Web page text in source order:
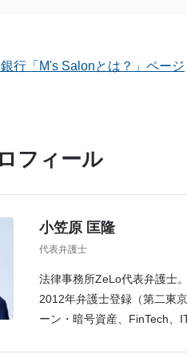
行「M's Salonとは？」ページ
フィール
小笠原 匡隆
代表弁護士
法律事務所ZeLo代表弁護士
2012年弁護士登録（第二東
ーン・暗号資産、FinTech、